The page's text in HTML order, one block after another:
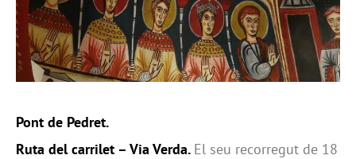
Pont de Pedret.
Ruta del carrilet – Via Verda. El seu recorregut de 18